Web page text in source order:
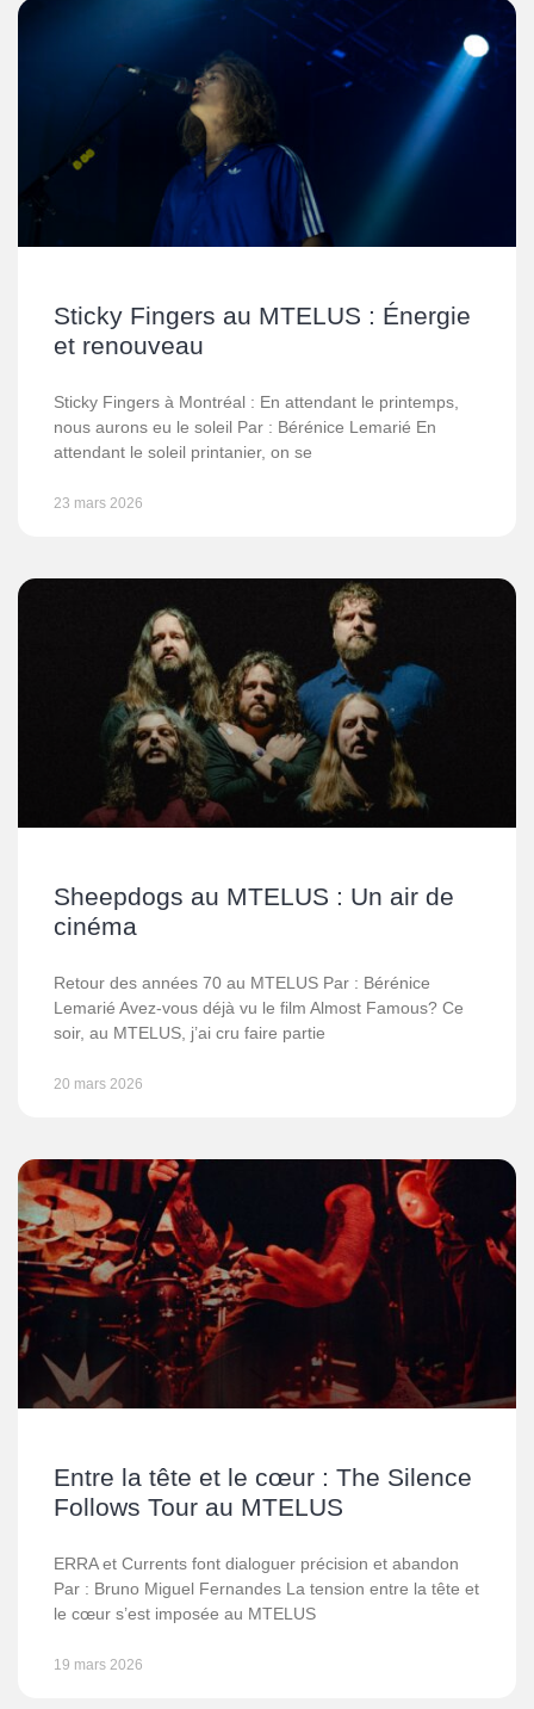
Sticky Fingers au MTELUS : Énergie
et renouveau
Sticky Fingers à Montréal : En attendant le printemps,
nous aurons eu le soleil Par : Bérénice Lemarié En
attendant le soleil printanier, on se
23 mars 2026
Sheepdogs au MTELUS : Un air de
cinéma
Retour des années 70 au MTELUS Par : Bérénice
Lemarié Avez-vous déjà vu le film Almost Famous? Ce
soir, au MTELUS, j’ai cru faire partie
20 mars 2026
Entre la tête et le cœur : The Silence
Follows Tour au MTELUS
ERRA et Currents font dialoguer précision et abandon
Par : Bruno Miguel Fernandes La tension entre la tête et
le cœur s’est imposée au MTELUS
19 mars 2026